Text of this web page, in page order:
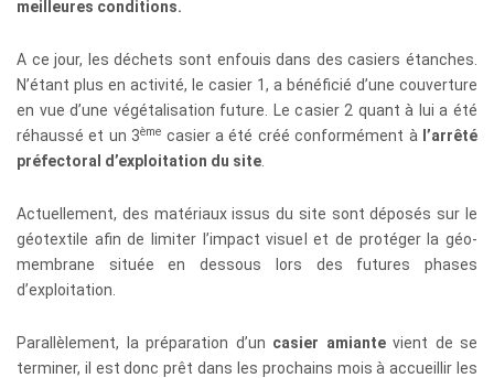
meilleures conditions.
A ce jour, les déchets sont enfouis dans des casiers étanches.
N’étant plus en activité, le casier 1, a bénéficié d’une couverture
en vue d’une végétalisation future. Le casier 2 quant à lui a été
réhaussé et un 3ème casier a été créé conformément à l’arrêté
préfectoral d’exploitation du site
Actuellement, des matériaux issus du site sont déposés sur le
géotextile afin de limiter l’impact visuel et de protéger la géo-
membrane située en dessous lors des futures phases
d’exploitation.
Parallèlement, la préparation d’un casier amiantevient de se
terminer, il est donc prêt dans les prochains mois à accueillir les